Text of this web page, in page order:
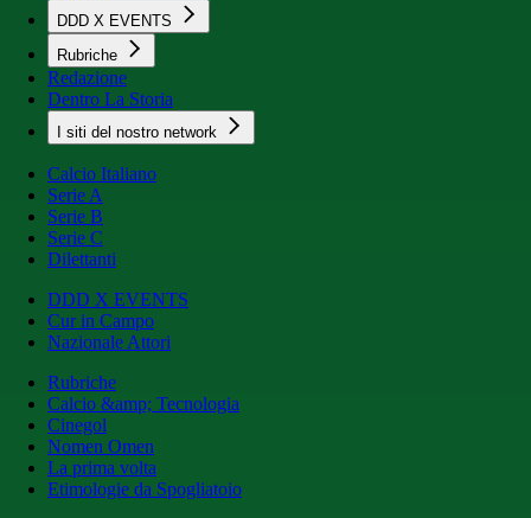
DDD X EVENTS
Rubriche
Redazione
Dentro La Storia
I siti del nostro network
Calcio Italiano
Serie A
Serie B
Serie C
Dilettanti
DDD X EVENTS
Cur in Campo
Nazionale Attori
Rubriche
Calcio &amp; Tecnologia
Cinegol
Nomen Omen
La prima volta
Etimologie da Spogliatoio